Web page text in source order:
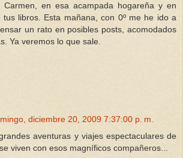
Carmen, en esa acampada hogareña y en
tus libros. Esta mañana, con 0º me he ido a
un rato en posibles posts, acomodados
Ya veremos lo que sale.
diciembre 20, 2009 7:37:00 p. m.
aventuras y viajes espectaculares de
viven con esos magníficos compañeros...